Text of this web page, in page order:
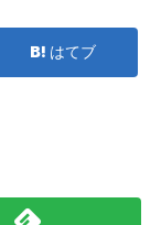
はてブ